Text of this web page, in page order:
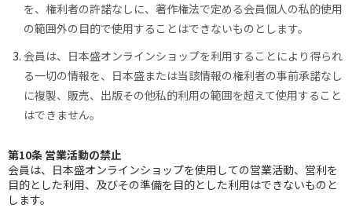
を、権利者の許諾なしに、著作権法で定める会員個人の私的使用
の範囲外の目的で使用することはできないものとします。
会員は、日本盛オンラインショップを利用することにより得られ
る一切の情報を、日本盛または当該情報の権利者の事前承諾なし
に複製、販売、出版その他私的利用の範囲を超えて使用すること
はできません。
第10条 営業活動の禁止
会員は、日本盛オンラインショップを使用しての営業活動、営利を
目的とした利用、及びその準備を目的とした利用はできないものと
します。